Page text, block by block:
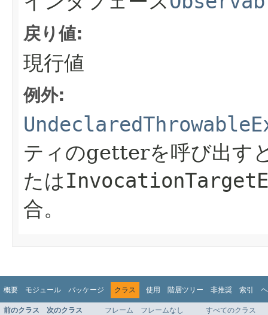
戻り値:
現行値
例外:
ティのgetterを呼び出す
たは
合。
概要 モジュール パッケージ クラス 使用 階層ツリー 非推奨 索引
前のクラス 次のクラス フレーム フレームなし
すべてのクラス